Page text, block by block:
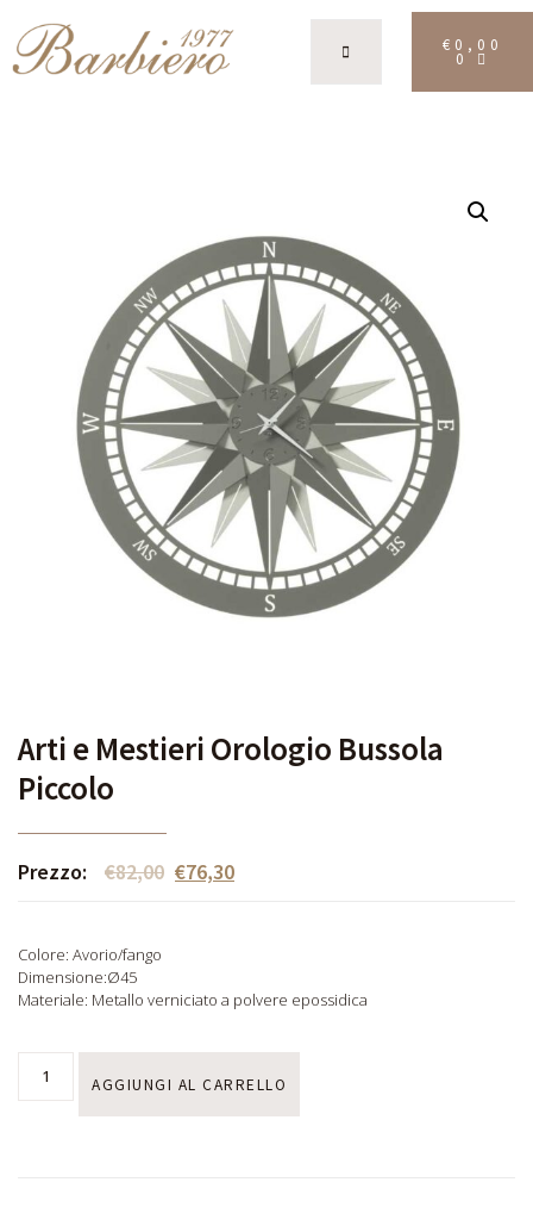
€ 0,00
0
Arti e Mestieri Orologio Bussola
Piccolo
Prezzo: €82,00 €76,30
Colore: Avorio/fango
Dimensione:Ø45
Materiale: Metallo verniciato a polvere epossidica
AGGIUNGI AL CARRELLO